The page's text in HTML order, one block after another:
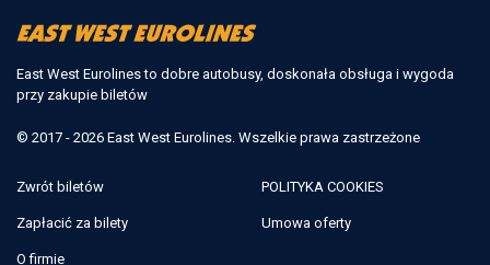
East West Eurolines to dobre autobusy, doskonała obsługa i wygoda
przy zakupie biletów
© 2017 - 2026 East West Eurolines. Wszelkie prawa zastrzeżone
Zwrót biletów
Zapłacić za bilety
O firmie
POLITYKA COOKIES
Umowa oferty